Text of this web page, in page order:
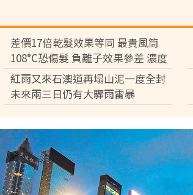
差價17倍乾髮效果等同 最貴風筒
108°C恐傷髮 負離子效果參差 濃度
差逾百倍
紅雨又來石澳道再塌山泥一度全封
未來兩三日仍有大驟雨雷暴